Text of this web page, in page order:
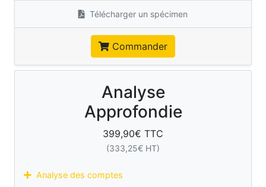
Télécharger un spécimen
Commander
Analyse
Approfondie
399,90€ TTC
(333,25€ HT)
Analyse des comptes